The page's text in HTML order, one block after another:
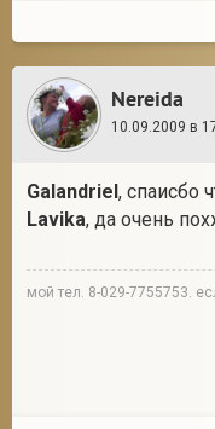
Nereida
10.09.2009 в
Galandriel, спаисбо
Lavika, да очень
мой тел. 8-029-7755753.